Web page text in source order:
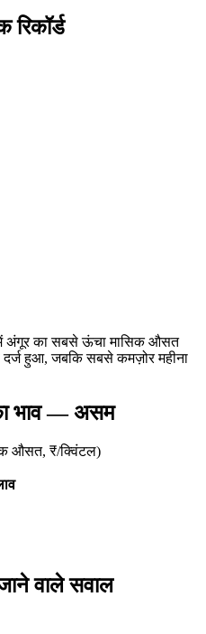
अंगूर का सबसे ऊंचा मासिक औसत
दर्ज हुआ, जबकि सबसे कमज़ोर महीना
भाव — असम
औसत, ₹/क्विंटल)
वाले सवाल